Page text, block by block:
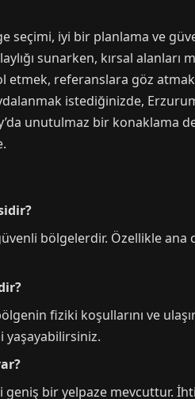
iyi bir planlama ve
sunarken, kırsal
referanslara göz
istediğinizde,
unutulmaz bir konaklama
bölgelerdir. Özellikle ana
fiziki koşullarını ve
bir yelpaze mevcuttur.